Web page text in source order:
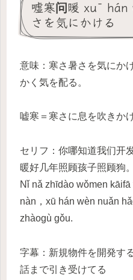
嘘寒问暖 xū
さを気にかける
意味：寒さ暑さを気にか
かく気を配る。
嘘寒＝寒さに息を吹きか
セリフ：你哪知道我们开
暖好几年照顾孩子照顾狗。
Nǐ nǎ zhīdào wǒmen
nàn，xū hán wèn nuǎn
zhàogù gǒu.
字幕：新規物件を開発す
話まで引き受けてる